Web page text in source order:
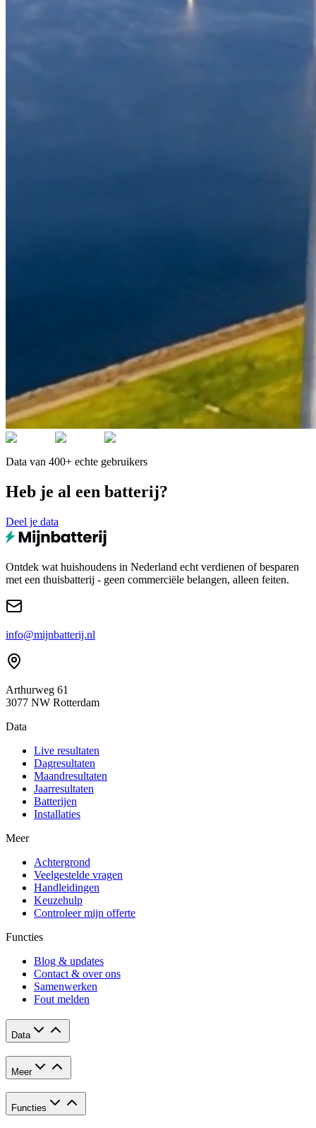
Data van 400+ echte gebruikers
Heb je al een batterij?
Deel je data
Ontdek wat huishoudens in Nederland echt verdienen of besparen
met een thuisbatterij - geen commerciële belangen, alleen feiten.
info@mijnbatterij.nl
Arthurweg 61
3077 NW Rotterdam
Data
Live resultaten
Dagresultaten
Maandresultaten
Jaarresultaten
Batterijen
Installaties
Meer
Achtergrond
Veelgestelde vragen
Handleidingen
Keuzehulp
Controleer mijn offerte
Functies
Blog & updates
Contact & over ons
Samenwerken
Fout melden
Data
Meer
Functies